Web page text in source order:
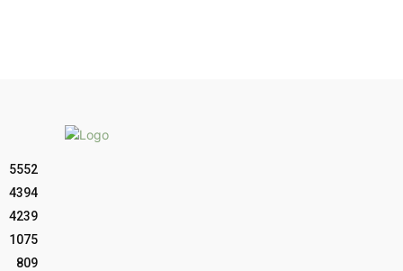
5552
4394
4239
1075
809